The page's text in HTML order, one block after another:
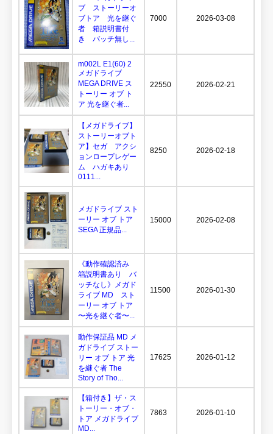
ブ ストーリーオ
ブトア 光を継ぐ
者 箱説明書付
き バッチ無し...
7000 2026-03-08
m002L E1(60) 2
メガドライブ
MEGA DRIVE ス
トーリー オブ ト
ア 光を継ぐ者...
22550 2026-02-21
【メガドライブ】
ストーリーオブト
ア】セガ アクシ
ョンロープレゲー
ム ハガキあり
0111...
8250 2026-02-18
メガドライブ スト
ーリー オブ トア
SEGA 正規品...
15000 2026-02-08
《動作確認済み
箱説明書あり バ
ッチなし》メガド
ライブ MD スト
ーリー オブ トア
〜光を継ぐ者〜...
11500 2026-01-30
動作保証品 MD メ
ガドライブ ストー
リー オブ トア 光
を継ぐ者 The
Story of Tho...
17625 2026-01-12
【箱付き】ザ・ス
トーリー・オブ・
トア メガドライブ
MD...
7863 2026-01-10